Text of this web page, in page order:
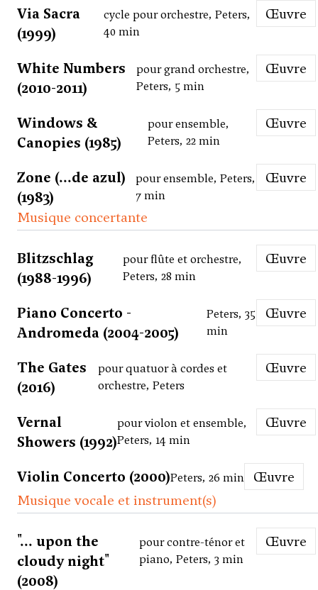
Via Sacra
(1999)
cycle pour orchestre, Peters,
40 min
Œuvre
White Numbers
(2010-2011)
pour grand orchestre,
Peters, 5 min
Œuvre
Windows &
Canopies (1985)
pour ensemble,
Peters, 22 min
Œuvre
Zone (...de azul)
(1983)
pour ensemble, Peters,
7 min
Œuvre
Musique concertante
Blitzschlag
(1988-1996)
pour flûte et orchestre,
Peters, 28 min
Œuvre
Piano Concerto -
Andromeda (2004-2005)
Peters, 35
min
Œuvre
The Gates
(2016)
pour quatuor à cordes et
orchestre, Peters
Œuvre
Vernal
Showers (1992)
pour violon et ensemble,
Peters, 14 min
Œuvre
Violin Concerto (2000)Peters, 26 min
Œuvre
Musique vocale et instrument(s)
"... upon the
cloudy night"
(2008)
pour contre-ténor et
piano, Peters, 3 min
Œuvre